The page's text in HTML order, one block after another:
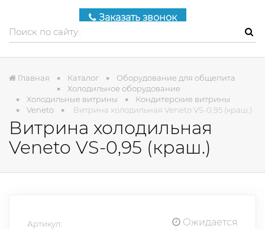
Заказать звонок
Главная Каталог
Оборудование для общепита
Холодильное оборудование
Холодильные витрины
Кондитерские витрины
Veneto
Витрина холодильная Veneto VS-0,95 (краш.)
Витрина холодильная
Veneto VS-0,95 (краш.)
Артикул: Ожидается